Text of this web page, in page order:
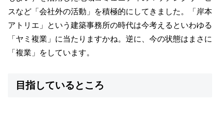
スなど「会社外の活動」を積極的にしてきました。「岸本
アトリエ」という建築事務所の時代は今考えるといわゆる
「ヤミ複業」に当たりますかね。逆に、今の状態はまさに
「複業」をしています。
目指しているところ